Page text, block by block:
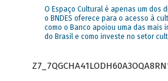
O Espaço Cultural é apenas um dos
o BNDES oferece para o acesso à
como o Banco apoiou uma das mais
do Brasil e como investe no setor